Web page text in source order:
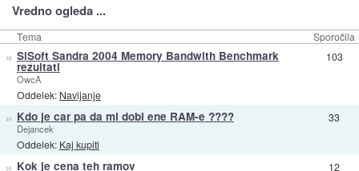
Vredno ogleda ...
Tema Sporočila
» SiSoft Sandra 2004 Memory Bandwith Benchmark
rezultati
OwcA
Oddelek: Navijanje
103
» Kdo je car pa da mi dobi ene RAM-e ????
Dejancek
Oddelek: Kaj kupiti
33
» Kok je cena teh ramov 12